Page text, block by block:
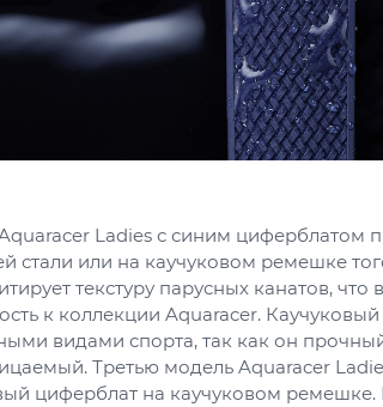
Ladies с синим циферблатом
стали или на каучуковом ремешке
текстуру парусных канатов,
к коллекции Aquaracer.
видами спорта, так как он
Третью модель Aquaracer
циферблат на каучуковом